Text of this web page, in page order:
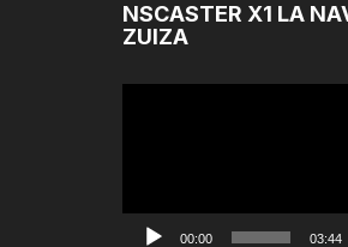
NSCASTER X1 LA
ZUIZA
00:00 03:44